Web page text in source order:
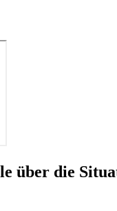
über die